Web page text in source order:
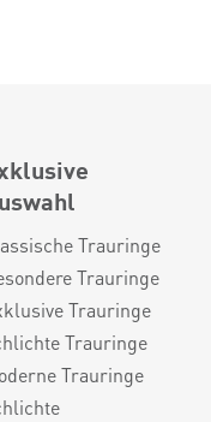
Trauringe
Trauringe
Trauringe
Trauringe
Trauringe